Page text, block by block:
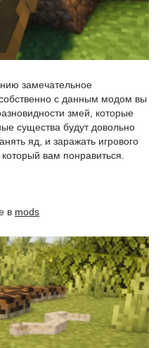
замечательное
собственно с данным модом вы
змей, которые
существа будут довольно
яд, и заражать игрового
вам понравиться.
в mods